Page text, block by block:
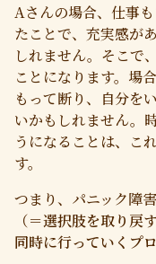
Aさんの場合、仕事
たことで、充実感が
しれません。そこで
ことになります。場
もって断り、自分を
いかもしれません。
うになることは、こ
す。
つまり、パニック障
（＝選択肢を取り戻す
同時に行っていくプ